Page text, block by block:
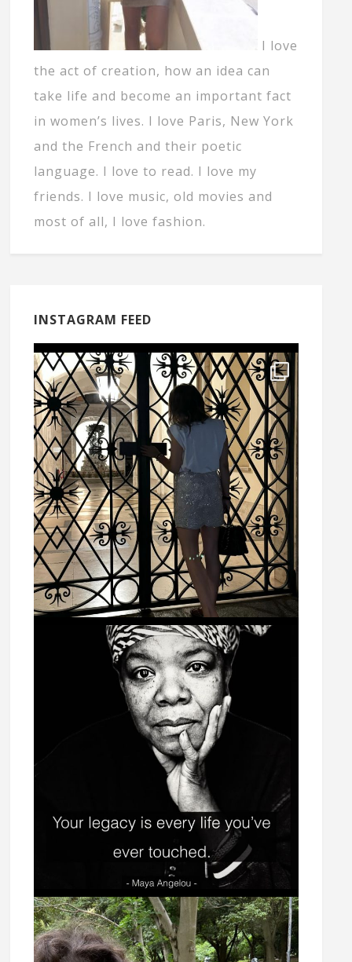
I love
the act of creation, how an idea can
take life and become an important fact
in women’s lives. I love Paris, New York
and the French and their poetic
language. I love to read. I love my
friends. I love music, old movies and
most of all, I love fashion.
INSTAGRAM FEED